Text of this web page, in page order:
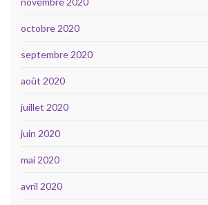
octobre 2020
septembre 2020
août 2020
juillet 2020
juin 2020
mai 2020
avril 2020